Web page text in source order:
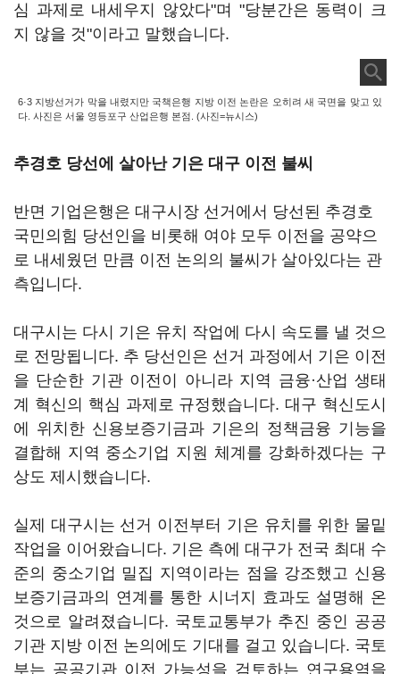
심 과제로 내세우지 않았다"며 "당분간은 동력이 크
지 않을 것"이라고 말했습니다.
6·3 지방선거가 막을 내렸지만 국책은행 지방 이전 논란은 오히려 새 국면을 맞고 있
다. 사진은 서울 영등포구 산업은행 본점. (사진=뉴시스)
추경호 당선에 살아난 기은 대구 이전 불씨
반면 기업은행은 대구시장 선거에서 당선된 추경호
국민의힘 당선인을 비롯해 여야 모두 이전을 공약으
로 내세웠던 만큼 이전 논의의 불씨가 살아있다는 관
측입니다.
대구시는 다시 기은 유치 작업에 다시 속도를 낼 것으
로 전망됩니다. 추 당선인은 선거 과정에서 기은 이전
을 단순한 기관 이전이 아니라 지역 금융·산업 생태
계 혁신의 핵심 과제로 규정했습니다. 대구 혁신도시
에 위치한 신용보증기금과 기은의 정책금융 기능을
결합해 지역 중소기업 지원 체계를 강화하겠다는 구
상도 제시했습니다.
실제 대구시는 선거 이전부터 기은 유치를 위한 물밑
작업을 이어왔습니다. 기은 측에 대구가 전국 최대 수
준의 중소기업 밀집 지역이라는 점을 강조했고 신용
보증기금과의 연계를 통한 시너지 효과도 설명해 온
것으로 알려졌습니다. 국토교통부가 추진 중인 공공
기관 지방 이전 논의에도 기대를 걸고 있습니다. 국토
부는 공공기관 이전 가능성을 검토하는 연구용역을